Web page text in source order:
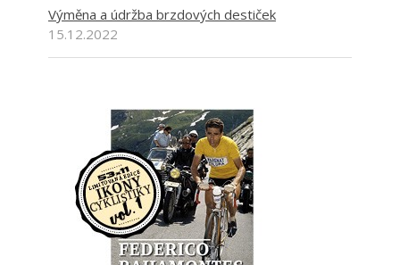
Výměna a údržba brzdových destiček
15.12.2022